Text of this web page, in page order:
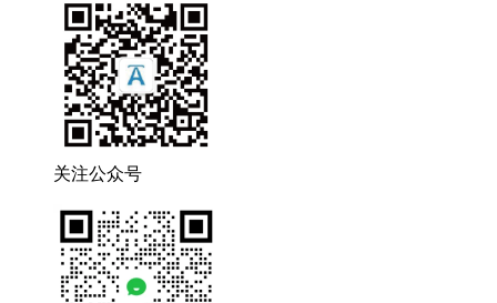
关注公众号